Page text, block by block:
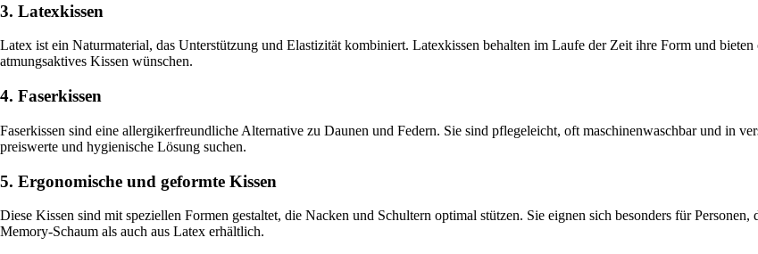
3. Latexkissen
Latex ist ein Naturmaterial, das Unterstützung und Elastizität kombiniert. Latexkissen behalten im Laufe der Zeit ihre Form und
atmungsaktives Kissen wünschen.
4. Faserkissen
Faserkissen sind eine allergikerfreundliche Alternative zu Daunen und Federn. Sie sind pflegeleicht, oft maschinenwaschbar und in
preiswerte und hygienische Lösung suchen.
5. Ergonomische und geformte Kissen
Diese Kissen sind mit speziellen Formen gestaltet, die Nacken und Schultern optimal stützen. Sie eignen sich besonders für
Memory-Schaum als auch aus Latex erhältlich.